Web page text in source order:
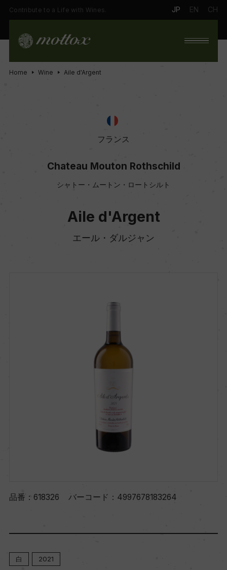
Contribute to a Life with Wines. JP EN CH
Home Wine Aile d'Argent
フランス
Chateau Mouton Rothschild
シャトー・ムートン・ロートシルト
Aile d'Argent
エール・ダルジャン
品番： 618326 バーコード： 4997678183264
白 2021